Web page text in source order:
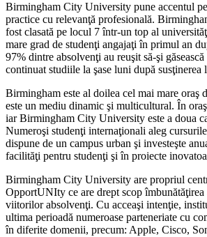
Birmingham City University pune accentul
practice cu relevanţă profesională.
fost clasată pe locul 7 într-un top al
mare grad de studenţi angajaţi în primul an
97% dintre absolvenţi au reuşit să-şi
continuat studiile la şase luni după susţinerea
Birmingham este al doilea cel mai mare oraş
este un mediu dinamic şi multicultural. În
iar Birmingham City University este a doua
Numeroşi studenţi internaţionali aleg cursurile
dispune de un campus urban şi investeşte
facilităţi pentru studenţi şi în proiecte
Birmingham City University are propriul
OpportUNIty ce are drept scop îmbunătăţirea
viitorilor absolvenţi. Cu acceaşi intenţie,
ultima perioadă numeroase parteneriate cu
în diferite domenii, precum: Apple, Cisco,